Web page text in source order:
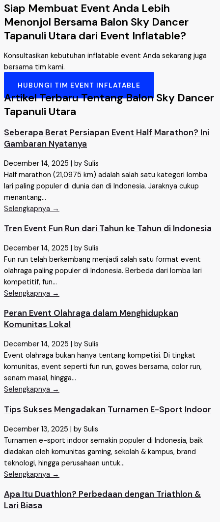
Siap Membuat Event Anda Lebih
Menonjol Bersama Balon Sky Dancer
Tapanuli Utara dari Event Inflatable?
Konsultasikan kebutuhan inflatable event Anda sekarang juga
bersama tim kami.
HUBUNGI TIM EVENT INFLATABLE
Artikel Terbaru Tentang Balon Sky Dancer
Tapanuli Utara
Seberapa Berat Persiapan Event Half Marathon? Ini
Gambaran Nyatanya
December 14, 2025
by Sulis
Half marathon (21,0975 km) adalah salah satu kategori lomba
lari paling populer di dunia dan di Indonesia. Jaraknya cukup
menantang...
Selengkapnya →
Tren Event Fun Run dari Tahun ke Tahun di Indonesia
December 14, 2025
by Sulis
Fun run telah berkembang menjadi salah satu format event
olahraga paling populer di Indonesia. Berbeda dari lomba lari
kompetitif, fun...
Selengkapnya →
Peran Event Olahraga dalam Menghidupkan
Komunitas Lokal
December 14, 2025
by Sulis
Event olahraga bukan hanya tentang kompetisi. Di tingkat
komunitas, event seperti fun run, gowes bersama, color run,
senam masal, hingga...
Selengkapnya →
Tips Sukses Mengadakan Turnamen E-Sport Indoor
December 13, 2025 | by Sulis
Turnamen e-sport indoor semakin populer di Indonesia, baik
diadakan oleh komunitas gaming, sekolah & kampus, brand
teknologi, hingga perusahaan untuk...
Selengkapnya →
Apa Itu Duathlon? Perbedaan dengan Triathlon &
Lari Biasa